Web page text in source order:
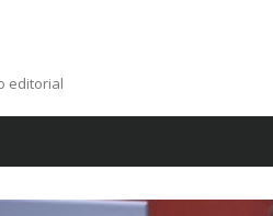
editorial